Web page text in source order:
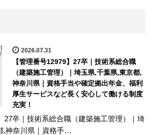
2026.07.31
【管理番号12979】27卒｜技術系総合職
（建築施工管理）｜埼玉県,千葉県,東京都,
神奈川県｜資格手当や確定拠出年金、福利
厚生サービスなど長く安心して働ける制度
充実！
27卒｜技術系総合職（建築施工管理）｜埼
,神奈川県｜資格手…